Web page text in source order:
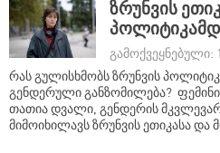
ზრუნვის
გამოქვეყნებული:
რას გულისხმობს ზრუნვის
გენდერული განზომილება?
თათია დვალი, გენდერის
მიმოიხილავს ზრუნვის ეთიკასა და